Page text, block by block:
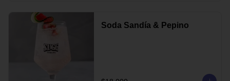
Soda Sandía & Pepino